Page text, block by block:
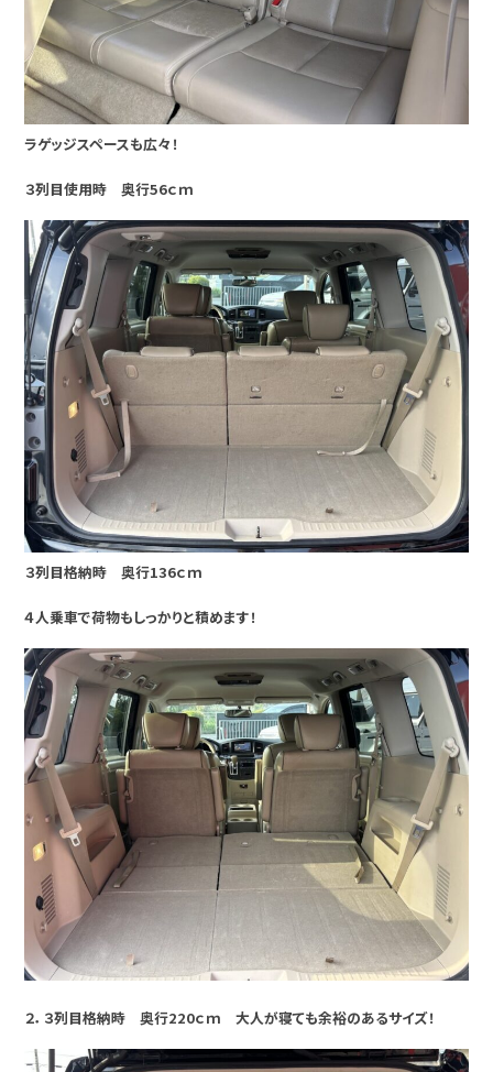
ラゲッジスペースも広々！
３列目使用時 奥行56ｃｍ
３列目格納時 奥行136ｃｍ
４人乗車で荷物もしっかりと積めます！
２．３列目格納時 奥行220ｃｍ 大人が寝ても余裕のあるサイズ！